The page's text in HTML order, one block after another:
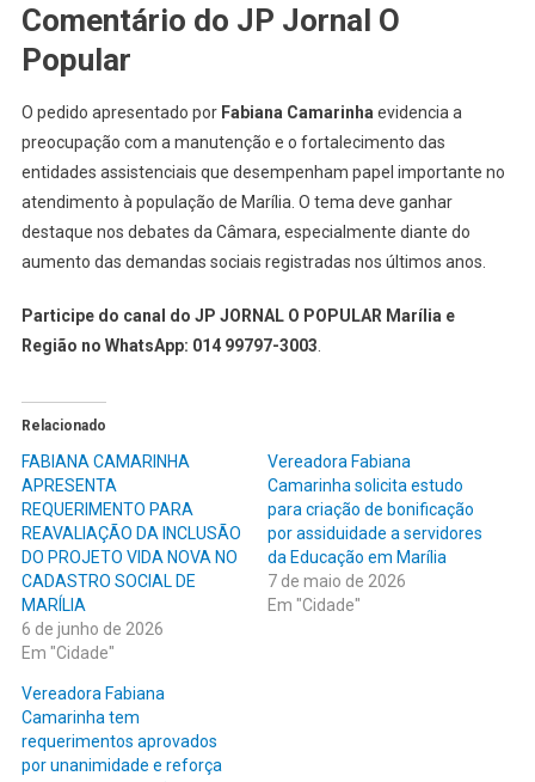
Comentário do JP Jornal O
Popular
O pedido apresentado por Fabiana Camarinha evidencia a
preocupação com a manutenção e o fortalecimento das
entidades assistenciais que desempenham papel importante no
atendimento à população de Marília. O tema deve ganhar
destaque nos debates da Câmara, especialmente diante do
aumento das demandas sociais registradas nos últimos anos.
Participe do canal do JP JORNAL O POPULAR Marília e
Região no WhatsApp: 014 99797-3003
Relacionado
FABIANA CAMARINHA
APRESENTA
REQUERIMENTO PARA
REAVALIAÇÃO DA INCLUSÃO
DO PROJETO VIDA NOVA NO
CADASTRO SOCIAL DE
MARÍLIA
6 de junho de 2026
Em "Cidade"
Vereadora Fabiana
Camarinha solicita estudo
para criação de bonificação
por assiduidade a servidores
da Educação em Marília
7 de maio de 2026
Em "Cidade"
Vereadora Fabiana
Camarinha tem
requerimentos aprovados
por unanimidade e reforça